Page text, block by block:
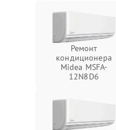
Ремонт
кондиционера
Midea MSFA-
12N8D6